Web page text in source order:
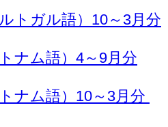
トガル語）10～3月分
ナム語）4～9月分
ナム語）10～3月分